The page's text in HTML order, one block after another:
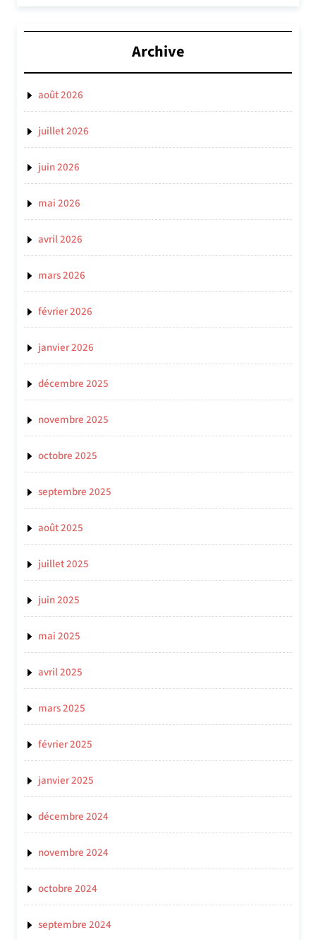
Archive
août 2026
juillet 2026
juin 2026
mai 2026
avril 2026
mars 2026
février 2026
janvier 2026
décembre 2025
novembre 2025
octobre 2025
septembre 2025
août 2025
juillet 2025
juin 2025
mai 2025
avril 2025
mars 2025
février 2025
janvier 2025
décembre 2024
novembre 2024
octobre 2024
septembre 2024